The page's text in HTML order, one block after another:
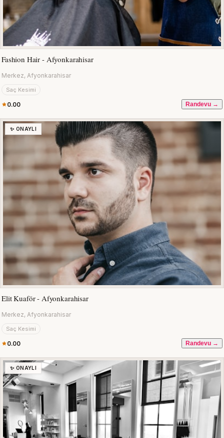
Fashion Hair - Afyonkarahisar
Merkez, Afyonkarahisar
Saç Kesimi
0.00 Randevu →
✨ ONAYLI
Elit Kuaför - Afyonkarahisar
Merkez, Afyonkarahisar
Saç Kesimi
0.00 Randevu →
✨ ONAYLI